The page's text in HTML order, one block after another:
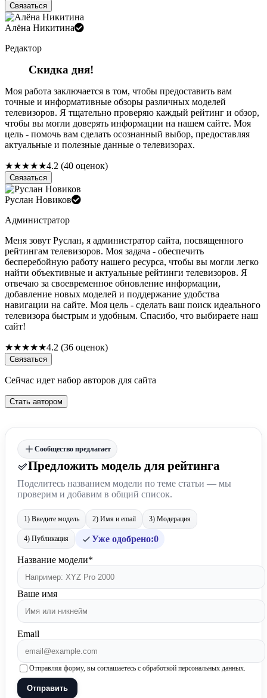
Связаться
Алёна Никитина
Редактор
Скидка дня!
Моя работа заключается в том, чтобы предоставить вам
точные и информативные обзоры различных моделей
телевизоров. Я тщательно проверяю каждый рейтинг и обзор,
чтобы вы могли доверять информации на нашем сайте. Моя
цель - помочь вам сделать осознанный выбор, предоставляя
актуальные и полезные данные о телевизорах.
★★★★★4.2 (40 оценок)
Связаться
Руслан Новиков
Администратор
Меня зовут Руслан, я администратор сайта, посвященного
рейтингам телевизоров. Моя задача - обеспечить
бесперебойную работу нашего ресурса, чтобы вы могли легко
найти объективные и актуальные рейтинги телевизоров. Я
отвечаю за своевременное обновление информации,
добавление новых моделей и поддержание удобства
навигации на сайте. Моя цель - сделать ваш поиск идеального
телевизора быстрым и удобным. Спасибо, что выбираете наш
сайт!
★★★★★4.2 (36 оценок)
Связаться
Сейчас идет набор авторов для сайта
Стать автором
Сообщество предлагает
Предложить модель для рейтинга
Поделитесь названием модели по теме статьи — мы
проверим и добавим в общий список.
1) Введите модель 2) Имя и email 3) Модерация
4) Публикация Уже одобрено:0
Название модели*
Ваше имя
Email
Отправляя форму, вы соглашаетесь с обработкой персональных данных.
Отправить